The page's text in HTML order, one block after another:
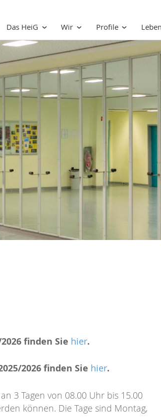
Das HeiG Wir Profile Leben
finden Sie hier.
2026 finden Sie hier.
3 Tagen von 08.00 Uhr bis 15.00
können. Die Tage sind Montag,